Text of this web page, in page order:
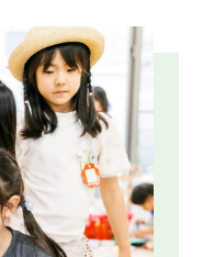
み
わせ